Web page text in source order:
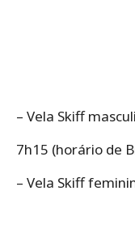
– Vela Skiff
7h15 (horário de
– Vela Skiff